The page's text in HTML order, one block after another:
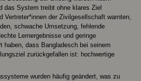
das System treibt ohne klares Ziel
Vertreter*innen der Zivilgesellschaft warnten,
schwache Umsetzung, fehlende
Lernergebnisse und geringe
haben, dass Bangladesch bei seinem
zurückgefallen ist: hochwertige
wurden häufig geändert, was zu